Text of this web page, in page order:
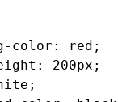
color
: red ;
: 200px ;
;